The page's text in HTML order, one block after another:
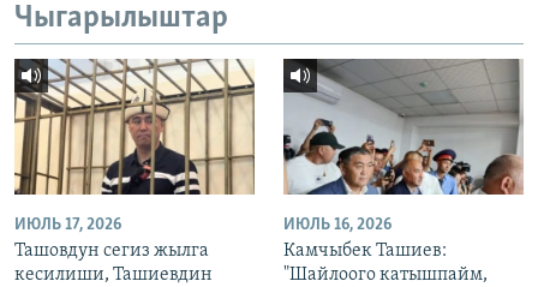
Чыгарылыштар
ИЮЛЬ 17, 2026
Ташовдун сегиз жылга
кесилиши, Ташиевдин
ИЮЛЬ 16, 2026
Камчыбек Ташиев:
"Шайлоого катышпайм,